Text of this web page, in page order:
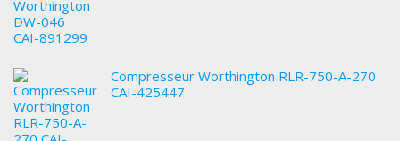
Compresseur Worthington RLR-750-A-270
CAI-425447